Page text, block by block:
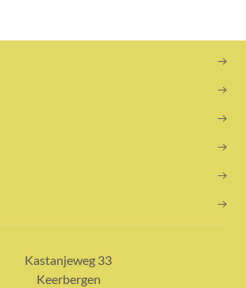
Contact:
Adres:
Kastanjeweg 33
Keerbergen